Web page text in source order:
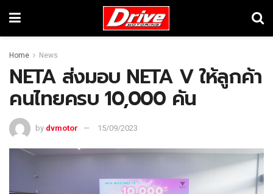
Home News
NETA ส่งมอบ NETA V ให้ลูกค้า
คนไทยครบ 10,000 คัน
by dvmotor 15/09/2023